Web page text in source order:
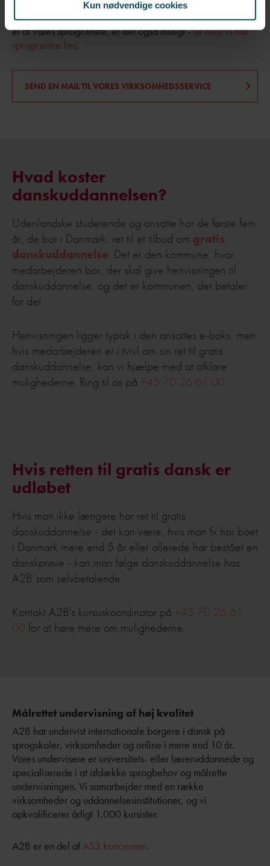
Kun nødvendige cookies
Hvis medarbejderen ønsker at deltage på et fysisk hold på
et af vores sprogcentre, er det også muligt -se hvor vi har
sprogcentre her.
SEND EN MAIL TIL VORES VIRKSOMHEDSSERVICE
Hvad koster
danskuddannelsen?
Udenlandske studerende og ansatte har de første fem
år, de bor i Danmark, ret til et tilbud om gratis
danskuddannelse. Det er den kommune, hvor
medarbejderen bor, der skal give henvisningen til
danskuddannelse, og det er kommunen, der betaler
for det.
Henvisningen ligger typisk i den ansattes e-boks, men
hvis medarbejderen er i tvivl om sin ret til gratis
danskuddannelse, kan vi hjælpe med at afklare
mulighederne. Ring til os på +45 70 26 61 00.
Hvis retten til gratis dansk er
udløbet
Hvis man ikke længere har ret til gratis
danskuddannelse - det kan være, hvis man fx har boet
i Danmark mere end 5 år eller allerede har bestået en
danskprøve - kan man følge danskuddannelse hos
A2B som selvbetalende.
Kontakt A2B's kursuskoordinator på +45 70 26 61
00 for at høre mere om mulighederne.
Målrettet undervisning af høj kvalitet
A2B har undervist internationale borgere i dansk på
sprogskoler, virksomheder og online i mere end 10 år.
Vores undervisere er universitets- eller læreruddannede og
specialiserede i at afdække sprogbehov og målrette
undervisningen. Vi samarbejder med en række
virksomheder og uddannelsesinstitutioner, og vi
opkvalificerer årligt 1.000 kursister.
A2B er en del afAS3 koncernen.